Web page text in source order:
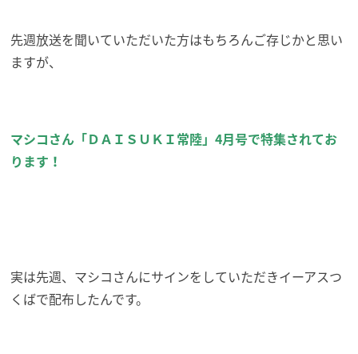
先週放送を聞いていただいた方はもちろんご存じかと思い
ますが、
マシコさん「ＤＡＩＳＵＫＩ常陸」4月号で特集されてお
ります！
実は先週、マシコさんにサインをしていただきイーアスつ
くばで配布したんです。